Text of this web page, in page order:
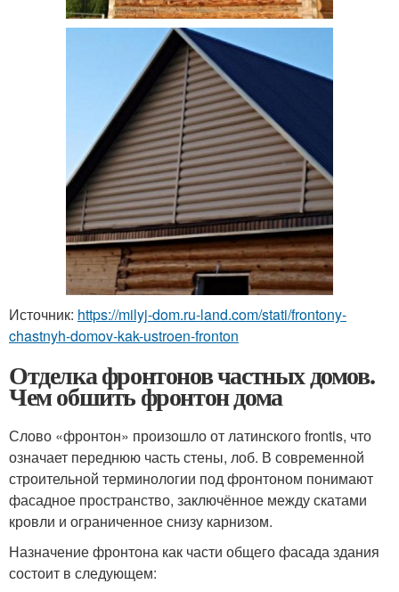
Источник: https://milyj-dom.ru-land.com/stati/frontony-
chastnyh-domov-kak-ustroen-fronton
Отделка фронтонов частных домов.
Чем обшить фронтон дома
Слово «фронтон» произошло от латинского frontis, что
означает переднюю часть стены, лоб. В современной
строительной терминологии под фронтоном понимают
фасадное пространство, заключённое между скатами
кровли и ограниченное снизу карнизом.
Назначение фронтона как части общего фасада здания
состоит в следующем: